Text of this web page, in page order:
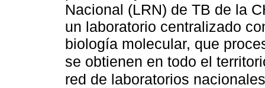
Nacional (LRN) de TB de la
un laboratorio centralizado
biología molecular, que
se obtienen en todo el
red de laboratorios